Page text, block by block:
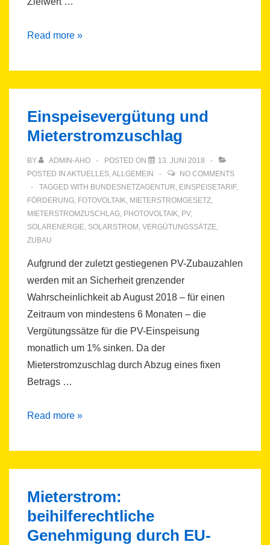
EEG-
sinkt
bei
>
kWp
–
Mieterstromzuschlag
–
Deckel
Read more »
Einspeisevergütung und
Mieterstromzuschlag
BY ADMIN-AHO POSTED ON
13. JUNI 2018
POSTED IN AKTUELLES,ALLGEMEIN
NO COMMENTS
TAGGED WITH BUNDESNETZAGENTUR, EINSPEISETARIF,
FÖRDERUNG, FOTOVOLTAIK, MIETERSTROMGESETZ,
MIETERSTROMZUSCHLAG, PHOTOVOLTAIK, PV,
SOLARENERGIE, SOLARSTROM , VERGÜTUNGSSÄTZE,
ZUBAU
Aufgrund der zuletzt gestiegenen PV-Zubauzahlen
werden mit an Sicherheit grenzender
Wahrscheinlichkeit ab August 2018 – für einen
Zeitraum von mindestens 6 Monaten – die
Vergütungssätze für die PV-Einspeisung
monatlich um 1% sinken. Da der
Mieterstromzuschlag durch Abzug eines fixen
Betrags …
Einspeisevergütung
Mieterstromzuschlag
Read more »
Mieterstrom:
beihilferechtliche
Genehmigung durch EU-